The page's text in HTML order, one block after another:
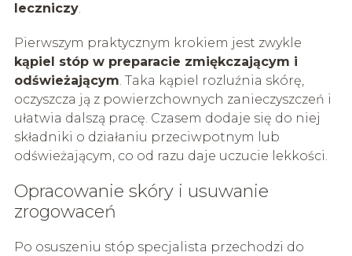
leczniczy.
Pierwszym praktycznym krokiem jest zwykle
kąpiel stóp w preparacie zmiękczającym i
odświeżającym. Taka kąpiel rozluźnia skórę,
oczyszcza ją z powierzchownych zanieczyszczeń i
ułatwia dalszą pracę. Czasem dodaje się do niej
składniki o działaniu przeciwpotnym lub
odświeżającym, co od razu daje uczucie lekkości.
Opracowanie skóry i usuwanie
zrogowaceń
Po osuszeniu stóp specjalista przechodzi do